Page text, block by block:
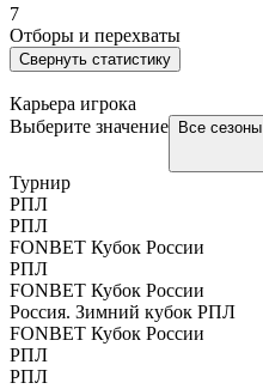
7
Отборы и перехваты
Свернуть статистику
Карьера игрока
Выберите значение
Все сезоны
Турнир
РПЛ
РПЛ
FONBET Кубок России
РПЛ
FONBET Кубок России
Россия. Зимний кубок РПЛ
FONBET Кубок России
РПЛ
РПЛ